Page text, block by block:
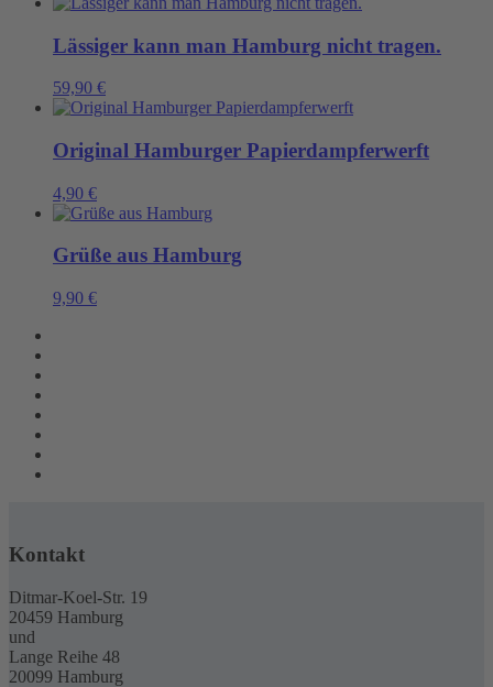
Lässiger kann man Hamburg nicht tragen.
59,90 €
Original Hamburger Papierdampferwerft
4,90 €
Grüße aus Hamburg
9,90 €
Kontakt
Ditmar-Koel-Str. 19
20459 Hamburg
und
Lange Reihe 48
20099 Hamburg